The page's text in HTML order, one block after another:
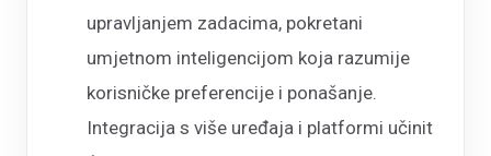
upravljanjem zadacima, pokretani
umjetnom inteligencijom koja razumije
korisničke preferencije i ponašanje.
Integracija s više uređaja i platformi učinit